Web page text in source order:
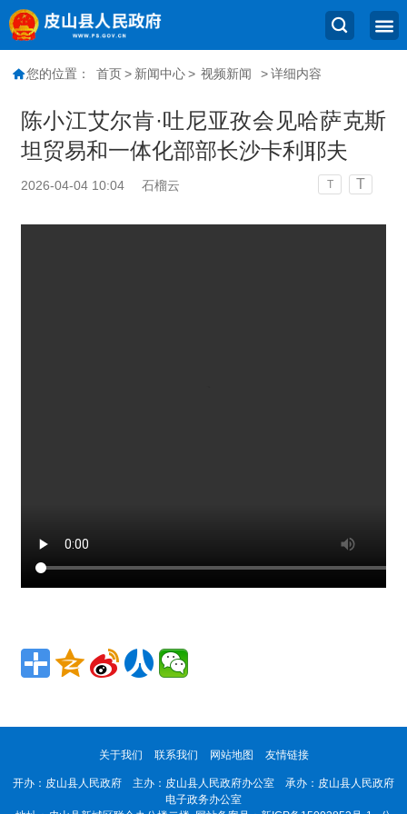
您的位置： 首页 > 新闻中心 > 视频新闻 > 详细内容
陈小江艾尔肯·吐尼亚孜会见哈萨克斯
坦贸易和一体化部部长沙卡利耶夫
2026-04-04 10:04 石榴云 T T
关于我们 联系我们 网站地图 友情链接
开办：皮山县人民政府 主办：皮山县人民政府办公室 承办：皮山县人民政府
电子政务办公室